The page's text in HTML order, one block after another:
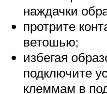
наждачки
протрите
ветошью;
избегая
подключите
клеммам в